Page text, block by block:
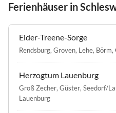
Ferienhäuser in
Eider-Treene-Sorge
Rendsburg, Groven, Lehe, Börm,
Herzogtum Lauenburg
Groß Zecher, Güster, Seedorf/
Lauenburg